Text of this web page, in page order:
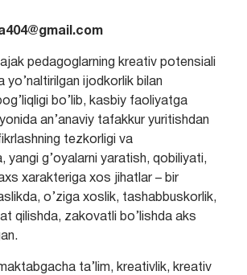
pedagoglarning kreativ potensiali
yo’naltirilgan ijodkorlik bilan
bo’lib, kasbiy faoliyatga
an’anaviy tafakkur yuritishdan
tezkorligi va
yangi g’oyalarni yaratish, qobiliyati,
xarakteriga xos jihatlar – bir
o’ziga xoslik, tashabbuskorlik,
qilishda, zakovatli bo’lishda aks
ta’lim, kreativlik, kreativ